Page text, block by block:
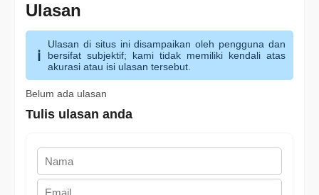
Ulasan
Ulasan di situs ini disampaikan oleh pengguna dan
bersifat subjektif; kami tidak memiliki kendali atas
akurasi atau isi ulasan tersebut.
Belum ada ulasan
Tulis ulasan anda